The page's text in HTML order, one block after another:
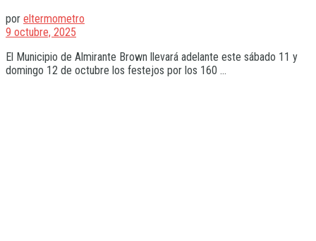
por eltermometro
9 octubre, 2025
El Municipio de Almirante Brown llevará adelante este sábado 11 y
domingo 12 de octubre los festejos por los 160 ...